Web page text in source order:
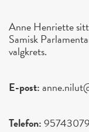
Anne Henriette
Samisk
valgkrets.
E-post:
Telefon:95743079